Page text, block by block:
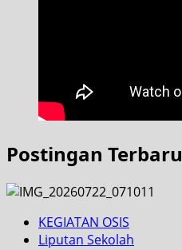
Postingan Terbaru
KEGIATAN OSIS
Liputan Sekolah